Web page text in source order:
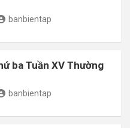
banbientap
ba Tuần XV Thường
banbientap